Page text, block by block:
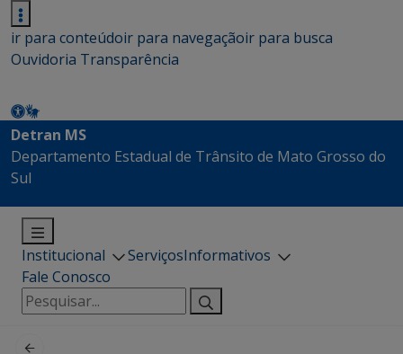
ir para conteúdoir para navegaçãoir para busca
Ouvidoria Transparência
Detran MS
Departamento Estadual de Trânsito de Mato Grosso do
Sul
Institucional ServiçosInformativos
Fale Conosco
Pesquisar
por: